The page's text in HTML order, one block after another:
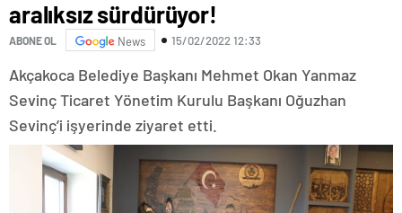
aralıksız sürdürüyor!
ABONE OL News 15/02/2022 12:33
Akçakoca Belediye Başkanı Mehmet Okan Yanmaz
Sevinç Ticaret Yönetim Kurulu Başkanı Oğuzhan
Sevinç’i işyerinde ziyaret etti.